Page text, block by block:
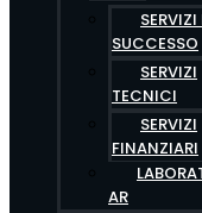
SERVIZI
SUCCESSO
SERVIZI
TECNICI
SERVIZI
FINANZIARI
AR